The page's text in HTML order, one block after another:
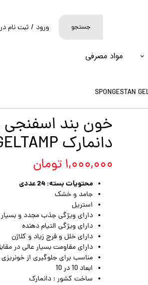
جستجو ورود / ثبت نام
مواد مصرفی
خون بند
دانمارک SPONGESTAN GELTAMP
۱,۰۰۰,۰۰۰ تومان
محتویات بسته: 24 عددی
جامد و خشک
استریل
دارای ویژگی جذب مجدد و
دارای ویژگی التیام دهنده
دارای خلل و فرج زیاد و کلاژن
دارای مقاومت بسیار عالی در
مناسب برای جلوگیری از
ابعاد 10 در 10
ساخت کشور : دانمارک